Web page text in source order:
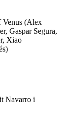
Venus (Alex
Gaspar Segura,
Xiao
Navarro i